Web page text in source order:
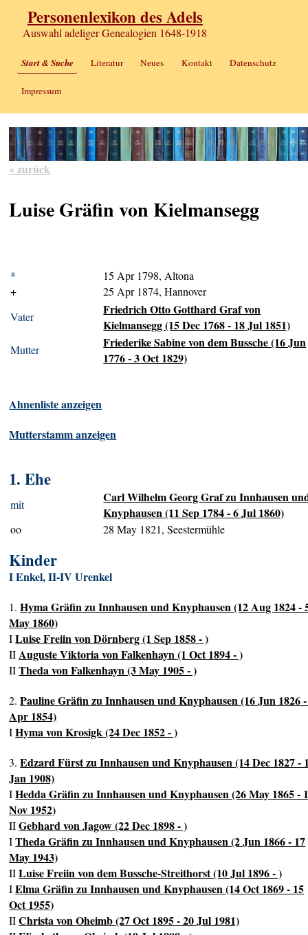
Personenlexikon des Adels
Auswahl adeliger Genealogien 1648-1918
Start & Suche Literatur Neues Kontakt Datenschutz
Impressum
« zurück
Luise Gräfin von Kielmansegg
*
15 Apr 1798, Altona
+
25 Apr 1874, Hannover
Vater
Friedrich Otto Gotthard Graf von
Kielmansegg (15 Dec 1768 - 18 Jul 1851)
Mutter
Friederike Sabine von dem Bussche (16 Jun
1776 - 3 Oct 1829)
Ahnenliste anzeigen
Mutterstamm anzeigen
1. Ehe
mit
Carl Wilhelm Georg Graf zu Innhausen
Knyphausen (11 Sep 1784 - 6 Jul 1860)
oo 28 May 1821, Seestermühle
Kinder
I Enkel, II-IV Urenkel
1.Hyma Gräfin zu Innhausen und Knyphausen (12 Aug 1824 -
May 1860)
ILuise Freiin von Dörnberg (1 Sep 1858 - )
IIAuguste Viktoria von Falkenhayn (1 Oct 1894 - )
IITheda von Falkenhayn (3 May 1905 - )
2.Pauline Gräfin zu Innhausen und Knyphausen (16 Jun 1826
Apr 1854)
IHyma von Krosigk (24 Dec 1852 - )
3.Edzard Fürst zu Innhausen und Knyphausen (14 Dec 1827 -
Jan 1908)
IHedda Gräfin zu Innhausen und Knyphausen (26 May 1865 -
Nov 1952)
IIGebhard von Jagow (22 Dec 1898 - )
ITheda Gräfin zu Innhausen und Knyphausen (2 Jun 1866 - 17
May 1943)
IILuise Freiin von dem Bussche-Streithorst (10 Jul 1896 - )
IElma Gräfin zu Innhausen und Knyphausen (14 Oct 1869 - 15
Oct 1955)
IIChrista von Oheimb (27 Oct 1895 - 20 Jul 1981)